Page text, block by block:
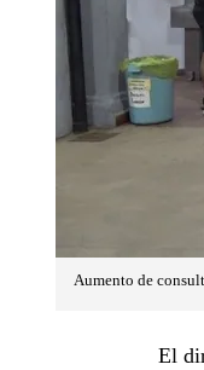
Aumento de
El